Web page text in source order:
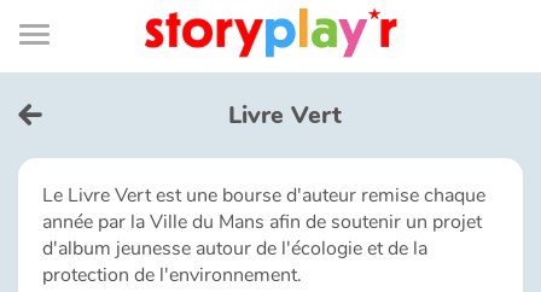
Connexion
Bibliothèque
de
page
Menu
Je me connecte
Tester gratuitement
Livre Vert
Le Livre Vert est une bourse d'auteur remise chaque
année par la Ville du Mans afin de soutenir un projet
d'album jeunesse autour de l'écologie et de la
protection de l'environnement.